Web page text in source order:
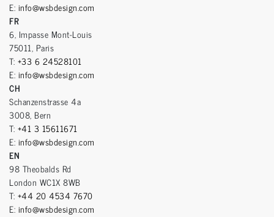
E: info@wsbdesign.com
FR
6, Impasse Mont-Louis
75011, Paris
T: +33 6 24528101
E: info@wsbdesign.com
CH
Schanzenstrasse 4a
3008, Bern
T: +41 3 15611671
E: info@wsbdesign.com
EN
98 Theobalds Rd
London WC1X 8WB
T: +44 20 4534 7670
E: info@wsbdesign.com